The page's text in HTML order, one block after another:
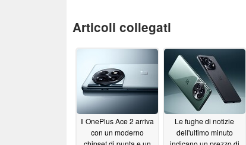
Articoli collegati
Il OnePlus Ace 2 arriva
con un moderno
Le fughe di notizie
dell'ultimo minuto